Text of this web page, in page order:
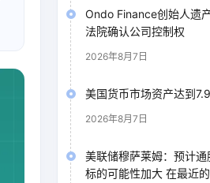
Ondo Finance创始人遗
法院确认公司控制权
2026年8月7日
美国货币市场资产达到
2026年8月7日
美联储穆萨莱姆：预计通
标的可能性加大 在最近